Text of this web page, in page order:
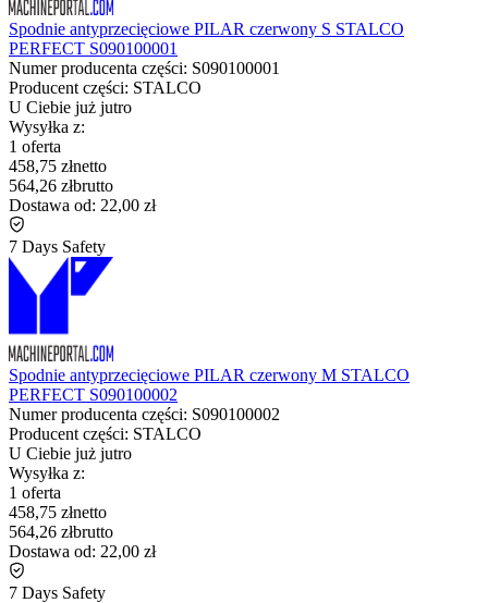
Spodnie antyprzecięciowe PILAR czerwony S STALCO
PERFECT S090100001
Numer producenta części: S090100001
Producent części: STALCO
U Ciebie już jutro
Wysyłka z:
1 oferta
458,75 złnetto
564,26 złbrutto
Dostawa od: 22,00 zł
7 Days Safety
Spodnie antyprzecięciowe PILAR czerwony M STALCO
PERFECT S090100002
Numer producenta części: S090100002
Producent części: STALCO
U Ciebie już jutro
Wysyłka z:
1 oferta
458,75 złnetto
564,26 złbrutto
Dostawa od: 22,00 zł
7 Days Safety